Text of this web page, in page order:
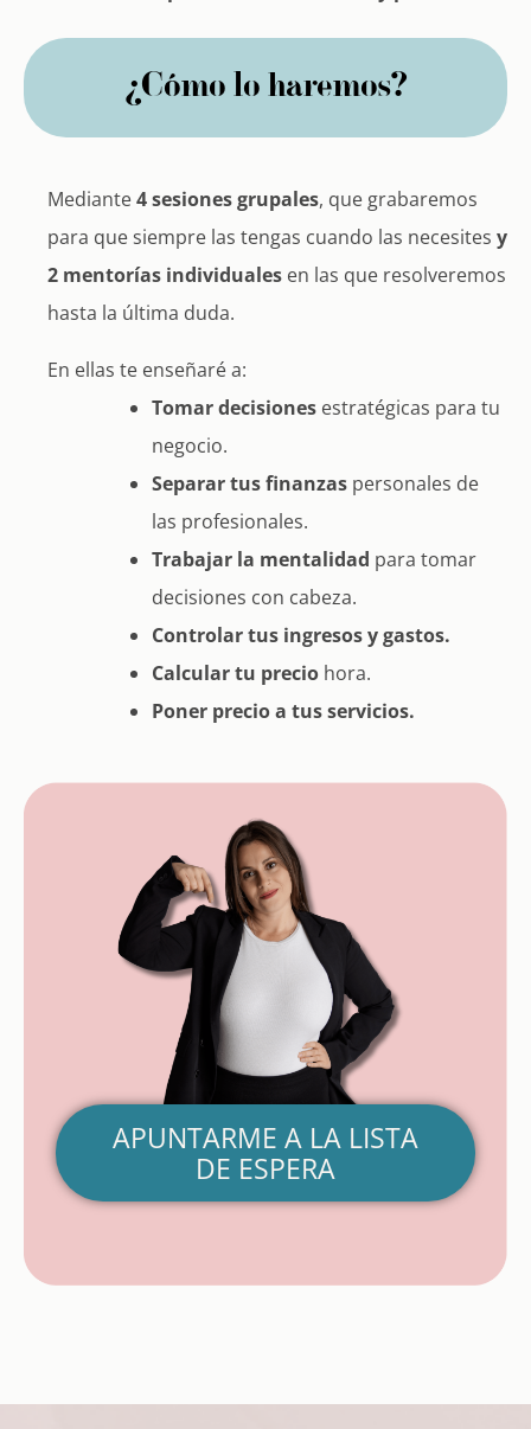
¿Cómo lo haremos?
Mediante4sesiones grupales, que grabaremos
para que siempre las tengas cuando las necesites y
2 mentorías individuales en las que resolveremos
hasta la última duda.
En ellas te enseñaré a:
Tomar decisiones estratégicas para tu
negocio.
Separar tus finanzas personales de
las profesionales.
Trabajar la mentalidad para tomar
decisiones con cabeza.
Controlar tus ingresos y gastos.
Calcular tu precio hora.
Poner precio a tus servicios.
APUNTARME A LA LISTA
DE ESPERA